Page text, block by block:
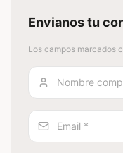
Envianos tu
Los campos marcados